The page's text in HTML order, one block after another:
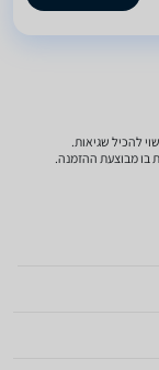
להכיל שגיאות.
בו מבוצעת ההזמנה.